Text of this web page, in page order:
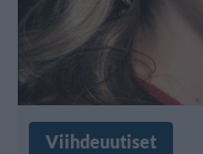
Viihdeuutiset